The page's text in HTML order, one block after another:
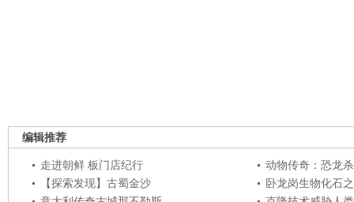
编辑推荐
走进朝鲜 板门店纪行
动物传奇：恐龙
【探索发现】古蜀金沙
卧龙岗生物化石